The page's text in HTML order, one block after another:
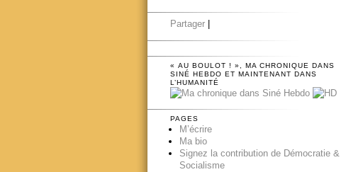
Partager
« AU BOULOT ! », MA CHRONIQUE DANS
SINÉ HEBDO ET MAINTENANT DANS
L’HUMANITÉ
PAGES
M’écrire
Ma bio
Signez la contribution de Démocratie &
Socialisme